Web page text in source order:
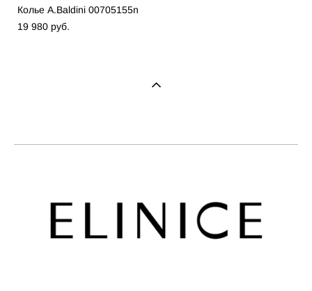
Колье A.Baldini 00705155n
19 980 pуб.